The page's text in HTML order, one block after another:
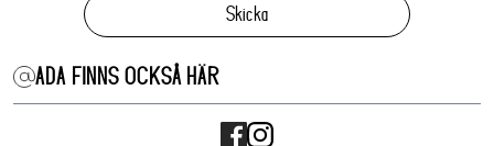
Skicka
ADA FINNS OCKSÅ HÄR